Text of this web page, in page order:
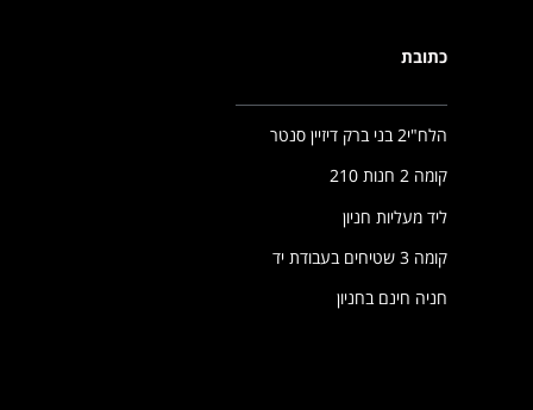
כתובת
הלח"י2 בני ברק דיזיין סנטר
קומה 2 חנות 210
ליד מעליות חניון
קומה 3 שטיחים בעבודת יד
חניה חינם בחניון